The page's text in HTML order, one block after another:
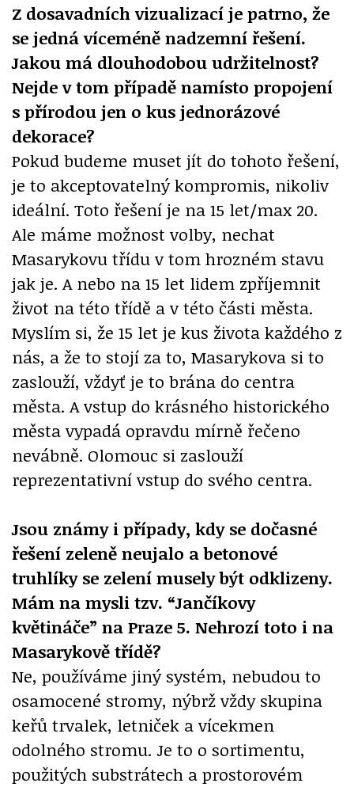
Z dosavadních vizualizací je patrno, že
se jedná víceméně nadzemní řešení.
Jakou má dlouhodobou udržitelnost?
Nejde v tom případě namísto propojení
s přírodou jen o kus jednorázové
dekorace?
Pokud budeme muset jít do tohoto řešení,
je to akceptovatelný kompromis, nikoliv
ideální. Toto řešení je na 15 let/max 20.
Ale máme možnost volby, nechat
Masarykovu třídu v tom hrozném stavu
jak je. A nebo na 15 let lidem zpříjemnit
život na této třídě a v této části města.
Myslím si, že 15 let je kus života každého z
nás, a že to stojí za to, Masarykova si to
zaslouží, vždyť je to brána do centra
města. A vstup do krásného historického
města vypadá opravdu mírně řečeno
nevábně. Olomouc si zaslouží
reprezentativní vstup do svého centra.
Jsou známy i případy, kdy se dočasné
řešení zeleně neujalo a betonové
truhlíky se zelení musely být odklizeny.
Mám na mysli tzv. “Jančíkovy
květináče” na Praze 5. Nehrozí toto i na
Masarykově třídě?
Ne, používáme jiný systém, nebudou to
osamocené stromy, nýbrž vždy skupina
keřů trvalek, letniček a vícekmen
odolného stromu. Je to o sortimentu,
použitých substrátech a prostorovém